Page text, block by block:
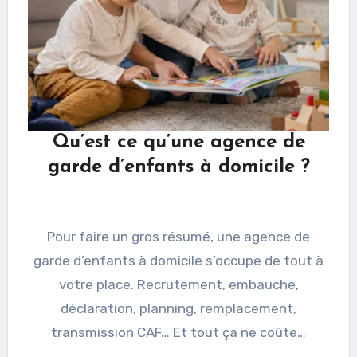
Qu’est ce qu’une agence de
garde d’enfants à domicile ?
Pour faire un gros résumé, une agence de
garde d’enfants à domicile s’occupe de tout à
votre place. Recrutement, embauche,
déclaration, planning, remplacement,
transmission CAF… Et tout ça ne coûte…